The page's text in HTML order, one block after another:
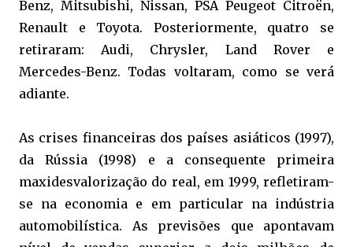
Benz, Mitsubishi, Nissan, PSA Peugeot Citroën,
Renault e Toyota. Posteriormente, quatro se
retiraram: Audi, Chrysler, Land Rover e
Mercedes-Benz. Todas voltaram, como se verá
adiante.
As crises financeiras dos países asiáticos (1997),
da Rússia (1998) e a consequente primeira
maxidesvalorização do real, em 1999, refletiram-
se na economia e em particular na indústria
automobilística. As previsões que apontavam